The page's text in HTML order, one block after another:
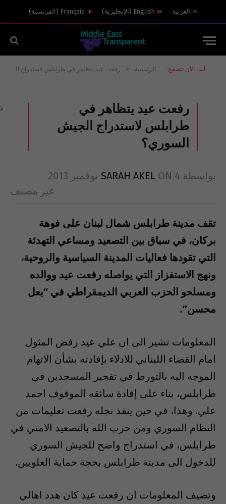
العربية English
( الإنجليزية)
Français
( الفرنسية)
أنت الآن تتصفح: الرئيسية » رفعت عيد يتظاهر في طرابلس لاستدراج الجيش السوري؟
رفعت عيد يتظاهر في
طرابلس لاستدراج الجيش
السوري؟
بواسطة SARAH AKEL ON 4 نوفمبر 2013
غير مصنف
تقف مدينة طرابلس شمال لبنان على فوهة
بركان، في سباق بين التصعيد ومساعي التهدئة
التي تقودها فعاليات المدينة السياسية والروحية،
ونهج الاستفزاز التي يواصله رفعت عيد ووالده
ومسلحو الحزب العربي الديمقراطي في “بعل
محسن”.
المعلومات تشير الى ان علي عيد رفض المثول
امام القضاء اللبناني للادلاء بإفادته بشأن الاتهام
الموجه اليه بالتورط في تفجير المسجدين في
طرابلس، بناء على إفادة سائقه الموقوف احمد
علي. وهذا، في حين ينفذ نجله رفعت تعليمات من
النظام السوري ومن حزب الله بالتصعيد الامني في
طرابلس، في استدراج واضح للجيش السوري
للدخول الى مدينة طرابلس بحجة حماية العلويين.
وتضيف المعلومات ان رفعت عيد كان هدد اهالي